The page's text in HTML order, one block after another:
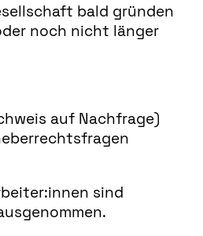
bald gründen
noch nicht länger
auf Nachfrage)
sind